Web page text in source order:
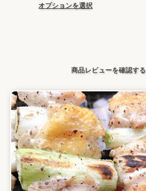
格
オプションを選択
商品レビューを確認する